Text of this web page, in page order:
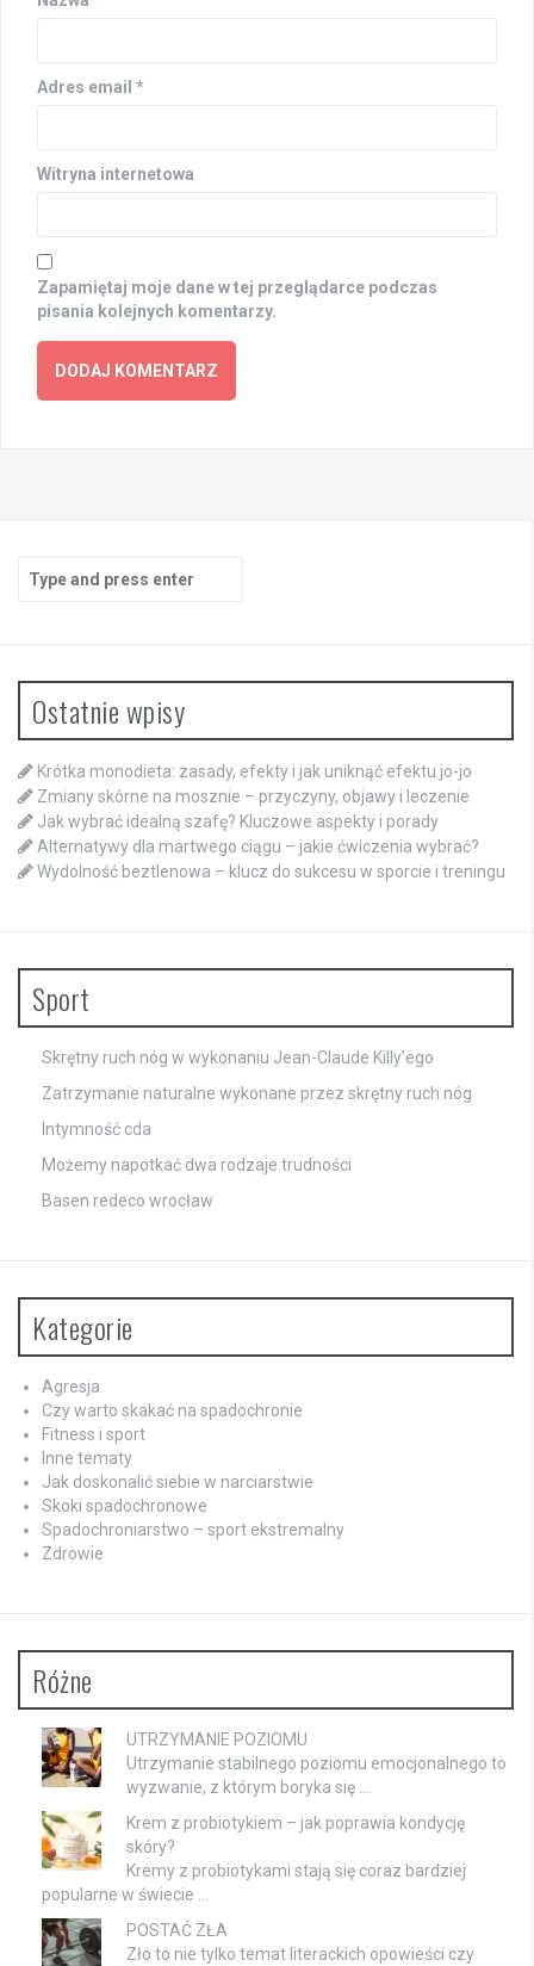
Adres email *
Witryna internetowa
Zapamiętaj moje dane w tej przeglądarce podczas
pisania kolejnych komentarzy.
Search
for:
Ostatnie wpisy
Krótka monodieta: zasady, efekty i jak uniknąć efektu jo-jo
Zmiany skórne na mosznie – przyczyny, objawy i leczenie
Jak wybrać idealną szafę? Kluczowe aspekty i porady
Alternatywy dla martwego ciągu – jakie ćwiczenia wybrać?
Wydolność beztlenowa – klucz do sukcesu w sporcie i treningu
Sport
Skrętny ruch nóg w wykonaniu Jean-Claude Killy’ego
Zatrzymanie naturalne wykonane przez skrętny ruch nóg
Intymność cda
Możemy napotkać dwa rodzaje trudności
Basen redeco wrocław
Kategorie
Agresja
Czy warto skakać na spadochronie
Fitness i sport
Inne tematy
Jak doskonalić siebie w narciarstwie
Skoki spadochronowe
Spadochroniarstwo – sport ekstremalny
Zdrowie
Różne
UTRZYMANIE POZIOMU
Utrzymanie stabilnego poziomu emocjonalnego to
wyzwanie, z którym boryka się …
Krem z probiotykiem – jak poprawia kondycję
skóry?
Kremy z probiotykami stają się coraz bardziej
popularne w świecie …
POSTAĆ ZŁA
Zło to nie tylko temat literackich opowieści czy